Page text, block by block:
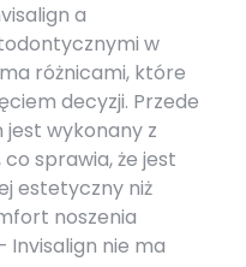
a
w
różnicami, które
decyzji. Przede
wykonany z
sprawia, że jest
estetyczny niż
noszenia
Invisalign nie ma